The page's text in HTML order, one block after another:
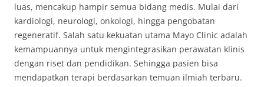
luas, mencakup hampir semua bidang medis. Mulai dari
kardiologi, neurologi, onkologi, hingga pengobatan
regeneratif. Salah satu kekuatan utama Mayo Clinic adalah
kemampuannya untuk mengintegrasikan perawatan klinis
dengan riset dan pendidikan. Sehingga pasien bisa
mendapatkan terapi berdasarkan temuan ilmiah terbaru.